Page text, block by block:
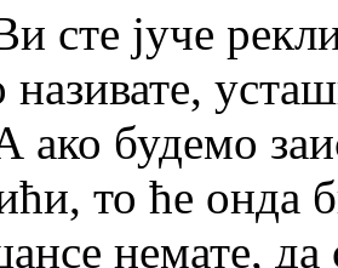
сте јуче
називате,
ако будемо
то ће онда
немате,